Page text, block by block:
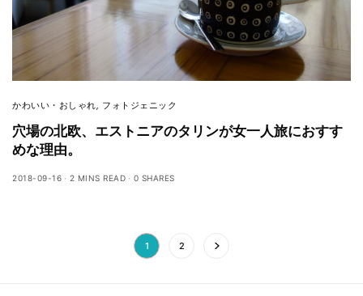
かわいい・おしゃれ, フォトジェニック
穴場の北欧、エストニアのタリンが女一人旅におすす
めな理由。
2018-09-16 2 MINS READ 0 SHARES
1 2